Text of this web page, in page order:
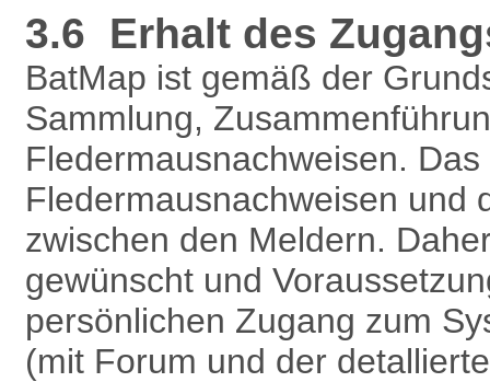
3.6 Erhalt des
BatMap ist gemäß der
Sammlung,
Fledermausnachweisen.
Fledermausnachweisen und
zwischen den Meldern.
gewünscht und
persönlichen Zugang zum
(mit Forum und der